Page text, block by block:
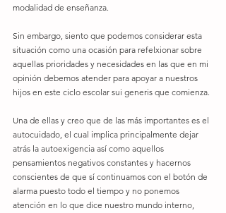
modalidad de enseñanza.
Sin embargo, siento que podemos considerar esta
situación como una ocasión para refelxionar sobre
aquellas prioridades y necesidades en las que en mi
opinión debemos atender para apoyar a nuestros
hijos en este ciclo escolar sui generis que comienza.
Una de ellas y creo que de las más importantes es el
autocuidado, el cual implica principalmente dejar
atrás la autoexigencia así como aquellos
pensamientos negativos constantes y hacernos
conscientes de que sí continuamos con el botón de
alarma puesto todo el tiempo y no ponemos
atención en lo que dice nuestro mundo interno,